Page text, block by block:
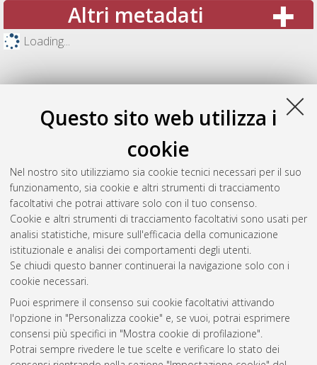
Questo sito web utilizza i
cookie
Nel nostro sito utilizziamo sia cookie tecnici necessari per il suo
funzionamento, sia cookie e altri strumenti di tracciamento
facoltativi che potrai attivare solo con il tuo consenso.
Cookie e altri strumenti di tracciamento facoltativi sono usati per
analisi statistiche, misure sull'efficacia della comunicazione
istituzionale e analisi dei comportamenti degli utenti.
Se chiudi questo banner continuerai la navigazione solo con i
cookie necessari.
Puoi esprimere il consenso sui cookie facoltativi attivando
l'opzione in "Personalizza cookie" e, se vuoi, potrai esprimere
consensi più specifici in "Mostra cookie di profilazione".
Potrai sempre rivedere le tue scelte e verificare lo stato dei
Altri metadati
Loading...
Gestione del documento:
Atom
Rss 1.0
Rss 2.0